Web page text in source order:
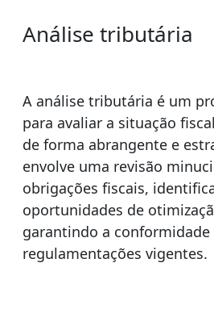
Análise tributária
A análise tributária é um
para avaliar a situação
de forma abrangente e
envolve uma revisão
obrigações fiscais,
oportunidades de
garantindo a conformidade
regulamentações vigentes.